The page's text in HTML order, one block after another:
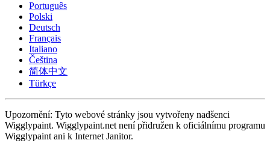
Português
Polski
Deutsch
Français
Italiano
Čeština
简体中文
Türkçe
Upozornění: Tyto webové stránky jsou vytvořeny nadšenci
Wigglypaint. Wigglypaint.net není přidružen k oficiálnímu programu
Wigglypaint ani k Internet Janitor.